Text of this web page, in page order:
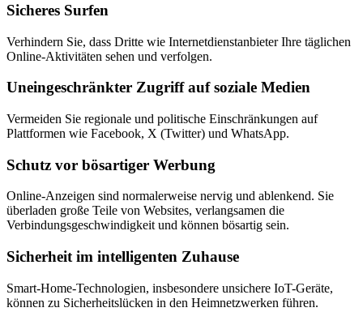
Sicheres Surfen
Verhindern Sie, dass Dritte wie Internetdienstanbieter Ihre täglichen
Online-Aktivitäten sehen und verfolgen.
Uneingeschränkter Zugriff auf soziale Medien
Vermeiden Sie regionale und politische Einschränkungen auf
Plattformen wie Facebook, X (Twitter) und WhatsApp.
Schutz vor bösartiger Werbung
Online-Anzeigen sind normalerweise nervig und ablenkend. Sie
überladen große Teile von Websites, verlangsamen die
Verbindungsgeschwindigkeit und können bösartig sein.
Sicherheit im intelligenten Zuhause
Smart-Home-Technologien, insbesondere unsichere IoT-Geräte,
können zu Sicherheitslücken in den Heimnetzwerken führen.